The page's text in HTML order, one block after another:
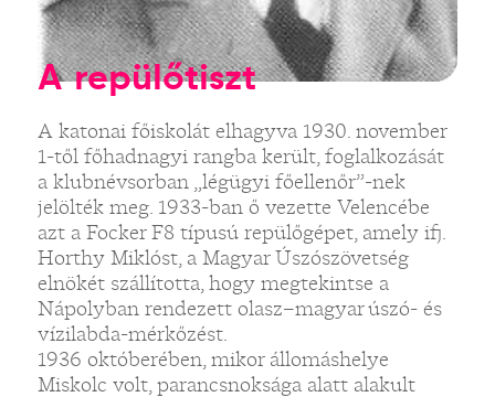
A repülőtiszt
A katonai főiskolát elhagyva 1930. november
1-től főhadnagyi rangba került, foglalkozását
a klubnévsorban „légügyi főellenőr”-nek
jelölték meg. 1933-ban ő vezette Velencébe
azt a Focker F8 típusú repülőgépet, amely ifj.
Horthy Miklóst, a Magyar Úszószövetség
elnökét szállította, hogy megtekintse a
Nápolyban rendezett olasz–magyar úszó- és
vízilabda-mérkőzést.
1936 októberében, mikor állomáshelye
Miskolc volt, parancsnoksága alatt alakult